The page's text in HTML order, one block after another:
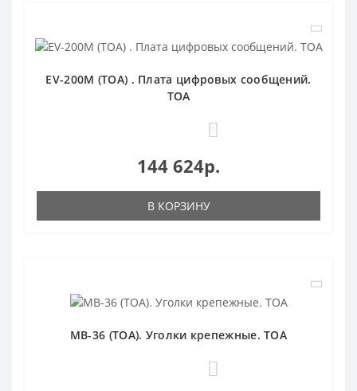
EV-200M (TOA) . Плата цифровых сообщений.
TOA
144 624р.
В КОРЗИНУ
MB-36 (TOA). Уголки крепежные. TOA